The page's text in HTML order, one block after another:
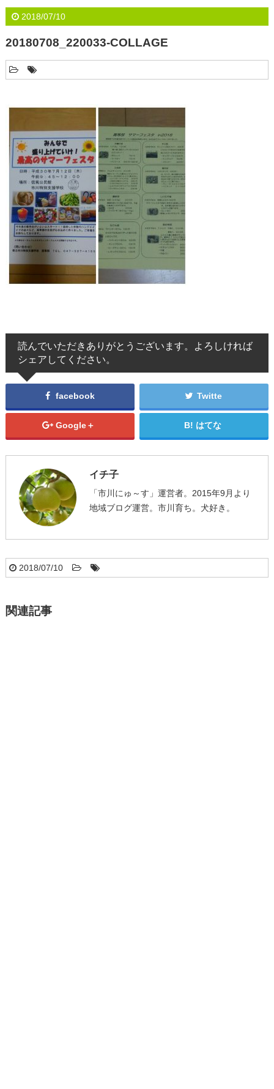
2018/07/10
20180708_220033-COLLAGE
読んでいただきありがとうございます。よろしければ
シェアしてください。
facebook Twitte
Google＋ はてな
イチ子
「市川にゅ～す」運営者。2015年9月より
地域ブログ運営。市川育ち。犬好き。
2018/07/10
関連記事